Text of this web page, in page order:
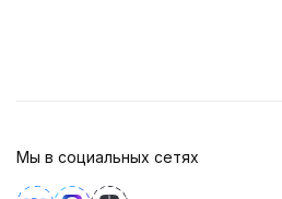
Мы в социальных сетях